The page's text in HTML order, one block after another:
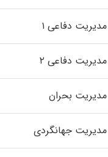
دفاعی ۱
دفاعی ۲
بحران
جهانگردی